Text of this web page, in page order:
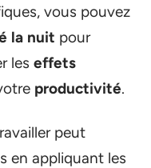
vous pouvez
la nuit pour
les effets
productivité.
peut
en appliquant les